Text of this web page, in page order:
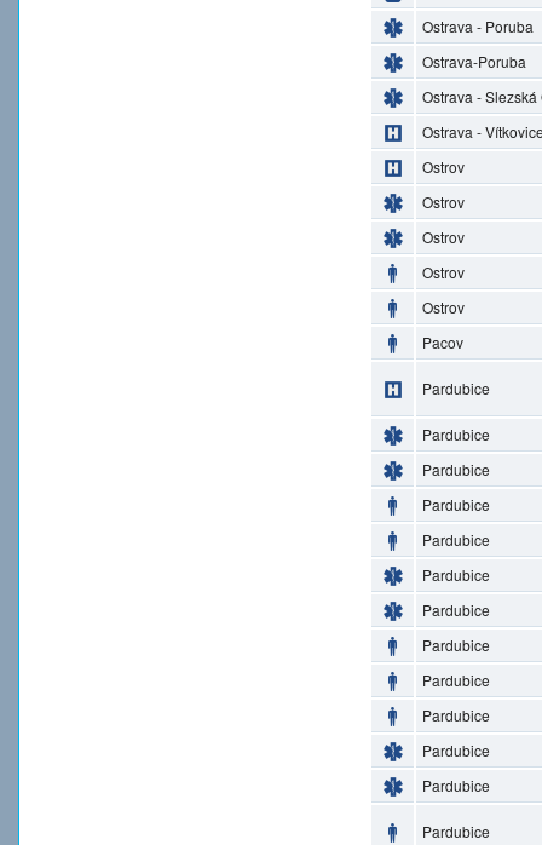
Ostrava - Poruba
Ostrava-Poruba
Ostrava - Slezská
Ostrava -
Ostrov
Ostrov
Ostrov
Ostrov
Ostrov
Pacov
Pardubice
Pardubice
Pardubice
Pardubice
Pardubice
Pardubice
Pardubice
Pardubice
Pardubice
Pardubice
Pardubice
Pardubice
Pardubice